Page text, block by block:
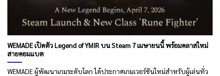
WEMADE เปิดตัว Legend of YMIR บน Steam 7 เมษายนนี้ พร้อมคลาสใหม่
สายคอมแบต
WEMADE ผู้พัฒนาเกมระดับโลก ได้ประกาศเกมเวอร์ชันใหม่สำหรับผู้เล่นทั่ว